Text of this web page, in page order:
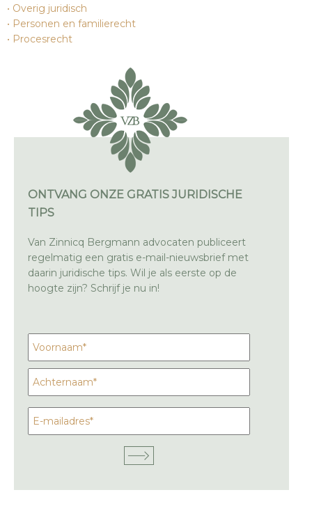
Overig juridisch
Personen en familierecht
Procesrecht
ONTVANG ONZE GRATIS JURIDISCHE
TIPS
Van Zinnicq Bergmann advocaten publiceert
regelmatig een gratis e-mail-nieuwsbrief met
daarin juridische tips. Wil je als eerste op de
hoogte zijn? Schrijf je nu in!